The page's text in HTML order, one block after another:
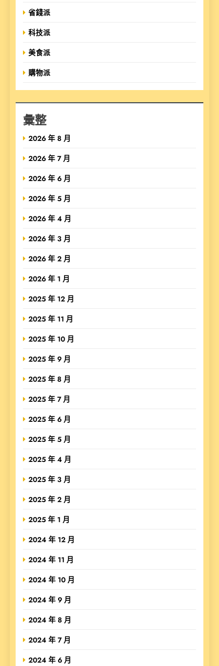
省錢派
科技派
美食派
購物派
彙整
2026 年 8 月
2026 年 7 月
2026 年 6 月
2026 年 5 月
2026 年 4 月
2026 年 3 月
2026 年 2 月
2026 年 1 月
2025 年 12 月
2025 年 11 月
2025 年 10 月
2025 年 9 月
2025 年 8 月
2025 年 7 月
2025 年 6 月
2025 年 5 月
2025 年 4 月
2025 年 3 月
2025 年 2 月
2025 年 1 月
2024 年 12 月
2024 年 11 月
2024 年 10 月
2024 年 9 月
2024 年 8 月
2024 年 7 月
2024 年 6 月